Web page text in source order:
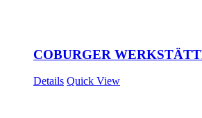
COBURGER
Details Quick View